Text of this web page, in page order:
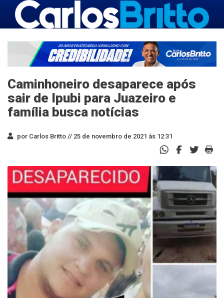
Caminhoneiro desaparece após
sair de Ipubi para Juazeiro e
família busca notícias
por Carlos Britto // 25 de novembro de 2021 às 12:31